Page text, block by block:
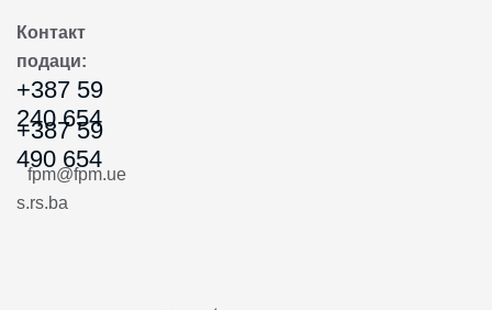
Контакт
подаци:
+387 59
240 654
+387 59
490 654
fpm@fpm.ue
s.rs.ba